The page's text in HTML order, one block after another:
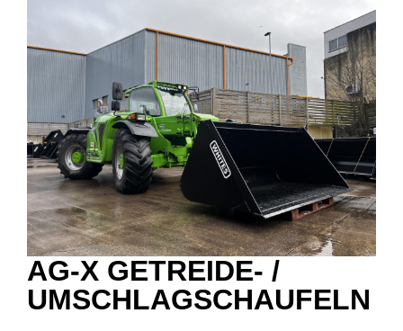
AG-X GETREIDE- /
UMSCHLAGSCHAUFELN